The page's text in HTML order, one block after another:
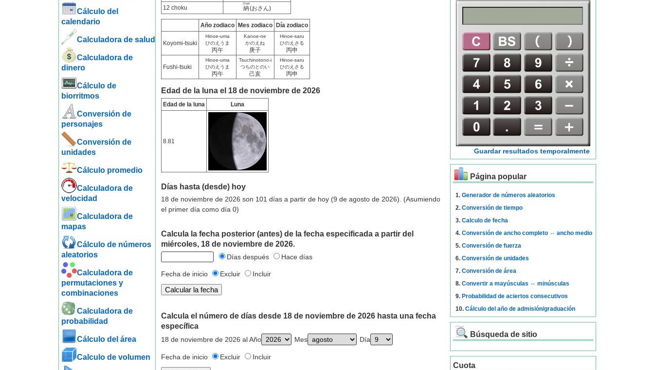
Cálculo del
calendario
Calculadora de salud
Calculadora de
dinero
Cálculo de
biorritmos
Conversión de
personajes
Conversión de
unidades
Cálculo promedio
Calculadora de
velocidad
Calculadora de
mapas
Cálculo de números
aleatorios
Calculadora de
permutaciones y
combinaciones
Calculadora de
probabilidad
Cálculo del área
Calculo de volumen
12 choku
納
Osan
(おさん)
Año zodiaco Mes zodiaco Día zodiaco
Koyomi-tsuki
Hinoe-uma
ひのえうま
丙午
Kanoe-ne
かのえね
庚子
Hinoe-saru
ひのえさる
丙申
Fushi-tsuki
Hinoe-uma
ひのえうま
丙午
Tsuchinotono-i
つちのとのい
己亥
Hinoe-saru
ひのえさる
丙申
Edad de la luna el 18 de noviembre de 2026
Edad de la luna Luna
8.81
Días hasta (desde) hoy
18 de noviembre de 2026 son 101 días a partir de hoy (9 de agosto de 2026). (Asumiendo
el primer día como día 0)
Calcula la fecha posterior (antes) de la fecha especificada a partir del
miércoles, 18 de noviembre de 2026.
Días después Hace días
Fecha de inicio Excluir Incluir
Calcula el número de días desde 18 de noviembre de 2026 hasta una fecha
específica
18 de noviembre de 2026 al Año Mes Día
Fecha de inicio Excluir Incluir
Guardar resultados temporalmente
Página popular
1. Generador de números aleatorios
2. Conversión de tiempo
3. Calculo de fecha
4. Conversión de ancho completo ⇔ ancho medio
5. Conversión de fuerza
6. Conversión de unidades
7. Conversión de área
8. Convertir a mayúsculas ⇔ minúsculas
9. Probabilidad de aciertos consecutivos
10. Cálculo del año de admisión/graduación
Búsqueda de sitio
Cuota